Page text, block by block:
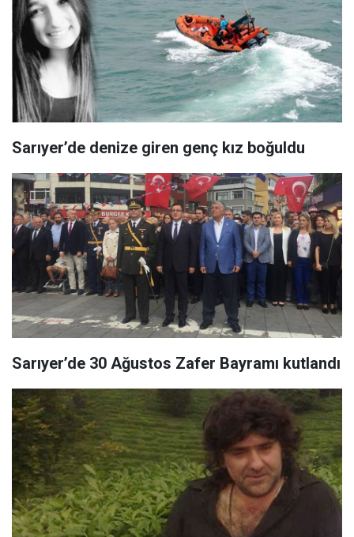
Sarıyer’de denize giren genç kız boğuldu
Sarıyer’de 30 Ağustos Zafer Bayramı kutlandı